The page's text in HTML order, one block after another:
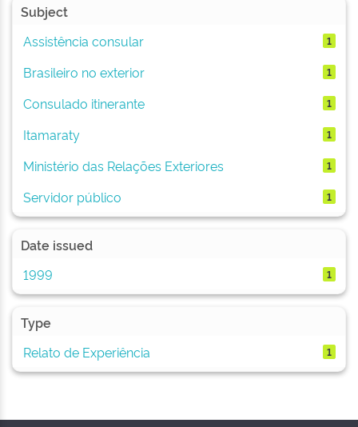
Subject
Assistência consular
1
Brasileiro no exterior 1
Consulado itinerante 1
Itamaraty 1
Ministério das Relações Exteriores 1
Servidor público 1
Date issued
1999
1
Type
Relato de Experiência
1